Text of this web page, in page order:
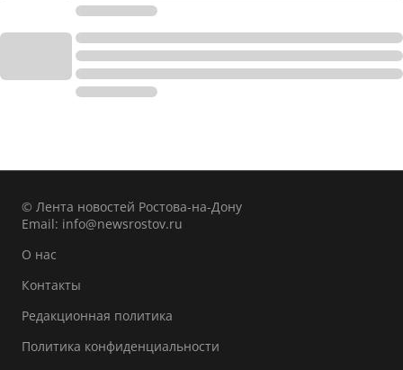
© Лента новостей Ростова-на-Дону
Email: info@newsrostov.ru
О нас
Контакты
Редакционная политика
Политика конфиденциальности